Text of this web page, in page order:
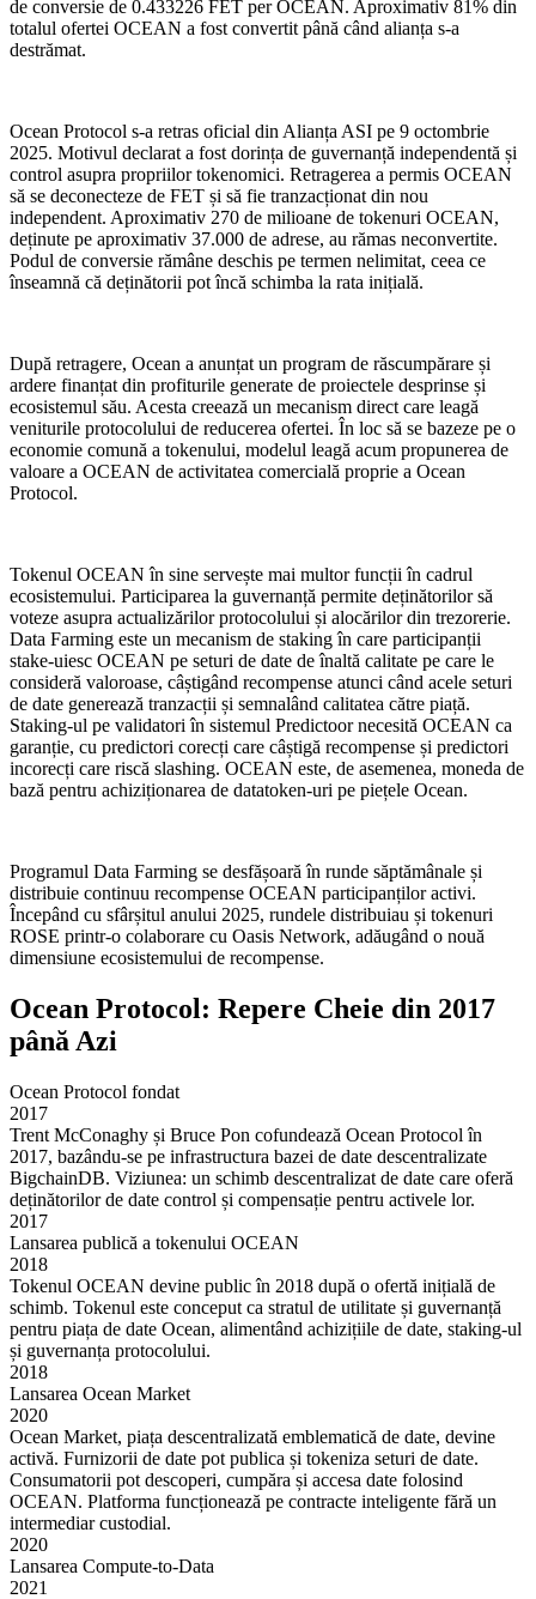
de conversie de 0.433226 FET per OCEAN. Aproximativ 81% din
totalul ofertei OCEAN a fost convertit până când alianța s-a
destrămat.
Ocean Protocol s-a retras oficial din Alianța ASI pe 9 octombrie
2025. Motivul declarat a fost dorința de guvernanță independentă și
control asupra propriilor tokenomici. Retragerea a permis OCEAN
să se deconecteze de FET și să fie tranzacționat din nou
independent. Aproximativ 270 de milioane de tokenuri OCEAN,
deținute pe aproximativ 37.000 de adrese, au rămas neconvertite.
Podul de conversie rămâne deschis pe termen nelimitat, ceea ce
înseamnă că deținătorii pot încă schimba la rata inițială.
După retragere, Ocean a anunțat un program de răscumpărare și
ardere finanțat din profiturile generate de proiectele desprinse și
ecosistemul său. Acesta creează un mecanism direct care leagă
veniturile protocolului de reducerea ofertei. În loc să se bazeze pe o
economie comună a tokenului, modelul leagă acum propunerea de
valoare a OCEAN de activitatea comercială proprie a Ocean
Protocol.
Tokenul OCEAN în sine servește mai multor funcții în cadrul
ecosistemului. Participarea la guvernanță permite deținătorilor să
voteze asupra actualizărilor protocolului și alocărilor din trezorerie.
Data Farming este un mecanism de staking în care participanții
stake-uiesc OCEAN pe seturi de date de înaltă calitate pe care le
consideră valoroase, câștigând recompense atunci când acele seturi
de date generează tranzacții și semnalând calitatea către piață.
Staking-ul pe validatori în sistemul Predictoor necesită OCEAN ca
garanție, cu predictori corecți care câștigă recompense și predictori
incorecți care riscă slashing. OCEAN este, de asemenea, moneda de
bază pentru achiziționarea de datatoken-uri pe piețele Ocean.
Programul Data Farming se desfășoară în runde săptămânale și
distribuie continuu recompense OCEAN participanților activi.
Începând cu sfârșitul anului 2025, rundele distribuiau și tokenuri
ROSE printr-o colaborare cu Oasis Network, adăugând o nouă
dimensiune ecosistemului de recompense.
Ocean Protocol: Repere Cheie din 2017
până Azi
Ocean Protocol fondat
2017
Trent McConaghy și Bruce Pon cofundează Ocean Protocol în
2017, bazându-se pe infrastructura bazei de date descentralizate
BigchainDB. Viziunea: un schimb descentralizat de date care oferă
deținătorilor de date control și compensație pentru activele lor.
2017
Lansarea publică a tokenului OCEAN
2018
Tokenul OCEAN devine public în 2018 după o ofertă inițială de
schimb. Tokenul este conceput ca stratul de utilitate și guvernanță
pentru piața de date Ocean, alimentând achizițiile de date, staking-ul
și guvernanța protocolului.
2018
Lansarea Ocean Market
2020
Ocean Market, piața descentralizată emblematică de date, devine
activă. Furnizorii de date pot publica și tokeniza seturi de date.
Consumatorii pot descoperi, cumpăra și accesa date folosind
OCEAN. Platforma funcționează pe contracte inteligente fără un
intermediar custodial.
2020
Lansarea Compute-to-Data
2021